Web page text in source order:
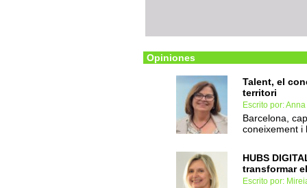
Opiniones
Talent, el
territori
Escrito por:
Barcelona,
coneixement i
HUBS
transformar
Escrito por: